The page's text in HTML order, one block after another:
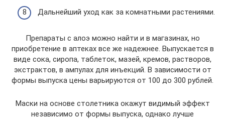
Дальнейший уход как за комнатными растениями.
Препараты с алоэ можно найти и в магазинах, но
приобретение в аптеках все же надежнее. Выпускается в
виде сока, сиропа, таблеток, мазей, кремов, растворов,
экстрактов, в ампулах для инъекций. В зависимости от
формы выпуска цены варьируются от 100 до 300 рублей.
Маски на основе столетника окажут видимый эффект
независимо от формы выпуска, однако лучше